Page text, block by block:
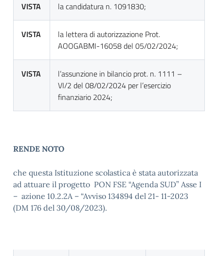
VISTA la candidatura n. 1091830;
VISTA
la lettera di autorizzazione Prot.
AOOGABMI-16058 del 05/02/2024;
VISTA
l’assunzione in bilancio prot. n. 1111 –
VI/2 del 08/02/2024 per l’esercizio
finanziario 2024;
RENDE NOTO
che questa Istituzione scolastica è stata autorizzata
ad attuare il progetto ­­­­­­­­­­­­­­­­­ PON FSE “Agenda SUD” Asse I
– azione 10.2.2A – “Avviso 134894 del 21- 11-2023
(DM 176 del 30/08/2023).